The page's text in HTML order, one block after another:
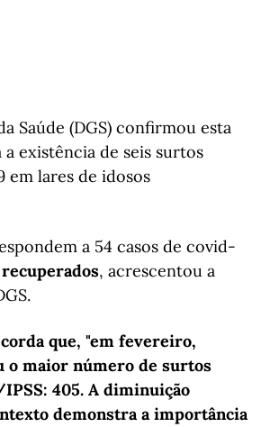
Saúde (DGS) confirmou esta
existência de seis surtos
em lares de idosos
a 54 casos de covid-
, acrescentou a
que, "em fevereiro,
o maior número de surtos
405. A diminuição
demonstra a importância